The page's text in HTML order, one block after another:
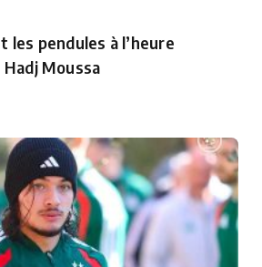
les pendules à l’heure
Moussa